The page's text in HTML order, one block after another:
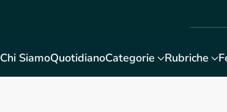
Chi SiamoQuotidianoCategorie Rubriche